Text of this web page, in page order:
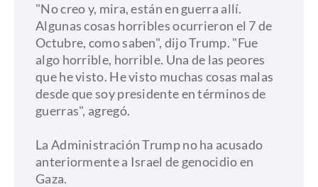
"No creo y, mira, están en guerra allí.
Algunas cosas horribles ocurrieron el 7 de
Octubre, como saben", dijo Trump. "Fue
algo horrible, horrible. Una de las peores
que he visto. He visto muchas cosas malas
desde que soy presidente en términos de
guerras", agregó.
La Administración Trump no ha acusado
anteriormente a Israel de genocidio en
Gaza.